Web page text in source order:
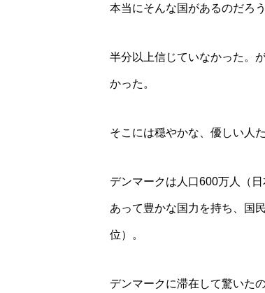
本当にそんな国があるのだろ
半分以上信じていなかった。
かった。
そこには穏やかな、優しい人
デンマークは人口600万人（
あって豊かな国力を持ち、国
位）。
デンマークに滞在して驚いた